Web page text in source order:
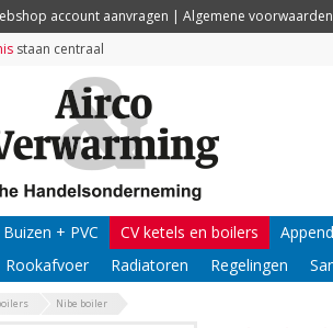
account aanvragen | Algemene voorwaarden
staan centraal
Buizen + PVC CV ketels en boilers
Rookafvoer Radiatoren Regelingen
Nibe boiler